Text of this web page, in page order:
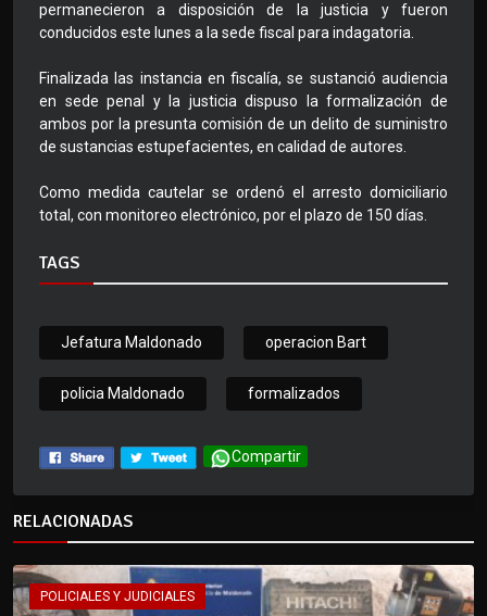
permanecieron a disposición de la justicia y fueron
conducidos este lunes a la sede fiscal para indagatoria.
Finalizada las instancia en fiscalía, se sustanció audiencia
en sede penal y la justicia dispuso la formalización de
ambos por la presunta comisión de un delito de suministro
de sustancias estupefacientes, en calidad de autores.
Como medida cautelar se ordenó el arresto domiciliario
total, con monitoreo electrónico, por el plazo de 150 días.
TAGS
Jefatura Maldonado operacion Bart
policia Maldonado formalizados
Compartir
RELACIONADAS
POLICIALES Y JUDICIALES